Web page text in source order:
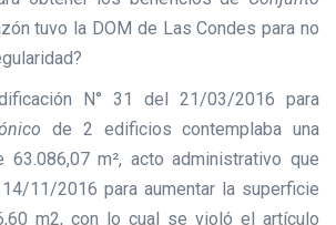
tuvo la DOM de Las Condes para no
N° 31 del 21/03/2016 para
de 2 edificios contemplaba una
m², acto administrativo que
11/2016 para aumentar la superficie
m2, con lo cual se violó el artículo